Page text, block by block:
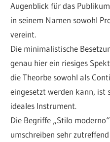
Augenblick für das
in seinem Namen sowohl
vereint.
Die minimalistische
genau hier ein riesiges
die Theorbe sowohl als
eingesetzt werden kann, ist
ideales Instrument.
Die Begriffe „Stilo
umschreiben sehr